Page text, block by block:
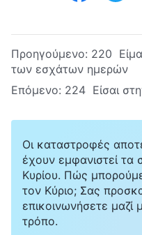
Προηγούμενο: 220
των εσχάτων ημερών
Επόμενο: 224 Είσαι
Οι καταστροφές
έχουν εμφανιστεί τα
Κυρίου. Πώς
τον Κύριο; Σας
επικοινωνήσετε μαζί
τρόπο.